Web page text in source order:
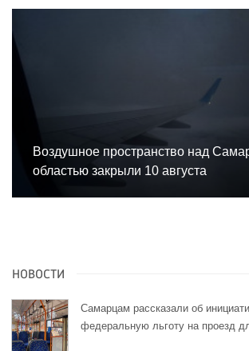
Воздушное пространство над
областью закрыли 10 августа
НОВОСТИ
Самарцам рассказали об
федеральную льготу на проезд